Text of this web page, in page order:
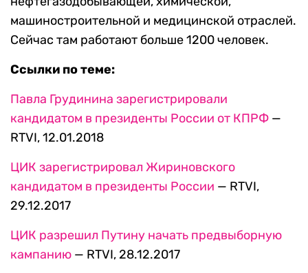
машиностроительной и медицинской отраслей.
Сейчас там работают больше 1200 человек.
Ссылки по теме:
Павла Грудинина зарегистрировали
кандидатом в президенты России от КПРФ —
RTVI, 12.01.2018
ЦИК зарегистрировал Жириновского
кандидатом в президенты России — RTVI,
29.12.2017
ЦИК разрешил Путину начать предвыборную
кампанию — RTVI, 28.12.2017